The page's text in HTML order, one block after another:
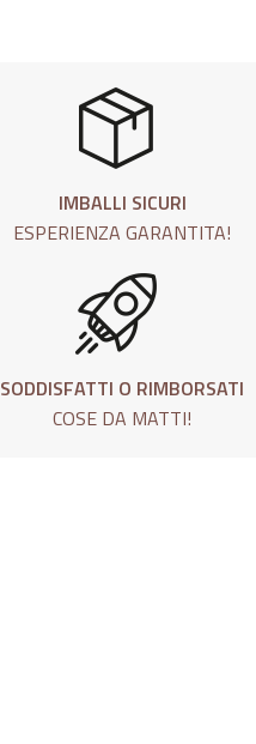
IMBALLI SICURI
ESPERIENZA GARANTITA!
SODDISFATTI O RIMBORSATI
COSE DA MATTI!